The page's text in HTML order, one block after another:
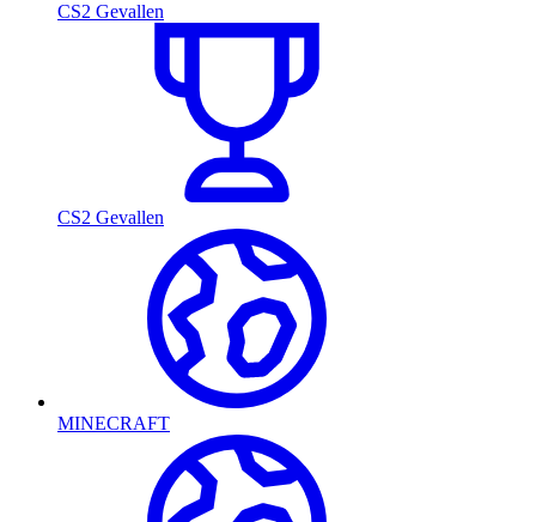
CS2 Gevallen
CS2 Gevallen
MINECRAFT